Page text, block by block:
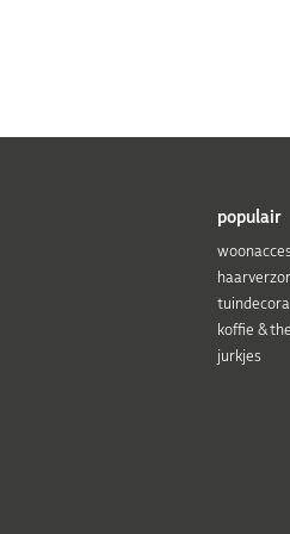
populair
koffie &
jurkjes